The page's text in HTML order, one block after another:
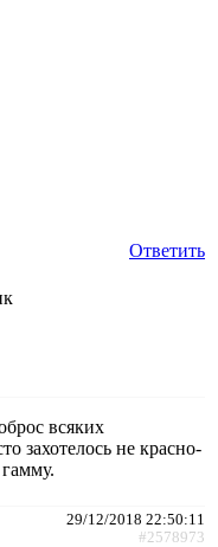
Ответить
всяких
захотелось не красно-
29/12/2018 22:50:11
#2578973